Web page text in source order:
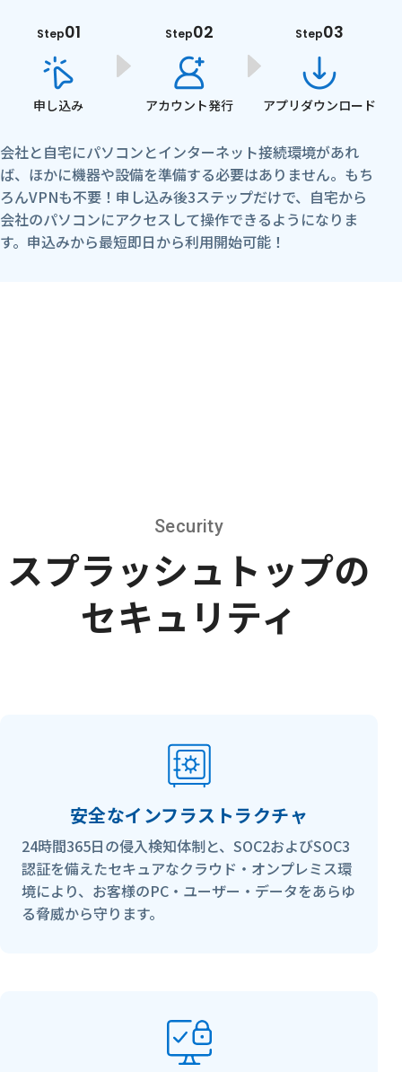
Step01
申し込み
Step02
アカウント発行
Step03
アプリ ダウンロード
会社と自宅にパソコンとインターネット接続環境があれ
ば、ほかに機器や設備を準備する必要はありません。もち
ろんVPNも不要！申し込み後3ステップだけで、自宅から
会社のパソコンにアクセスして操作できるようになりま
す。申込みから最短即日から利用開始可能！
Security
スプラッシュトップの
セキュリティ
安全なインフラストラクチャ
24時間365日の侵入検知体制と、SOC2およびSOC3
認証を備えたセキュアなクラウド・オンプレミス環
境により、お客様のPC・ユーザー・データをあらゆ
る脅威から守ります。